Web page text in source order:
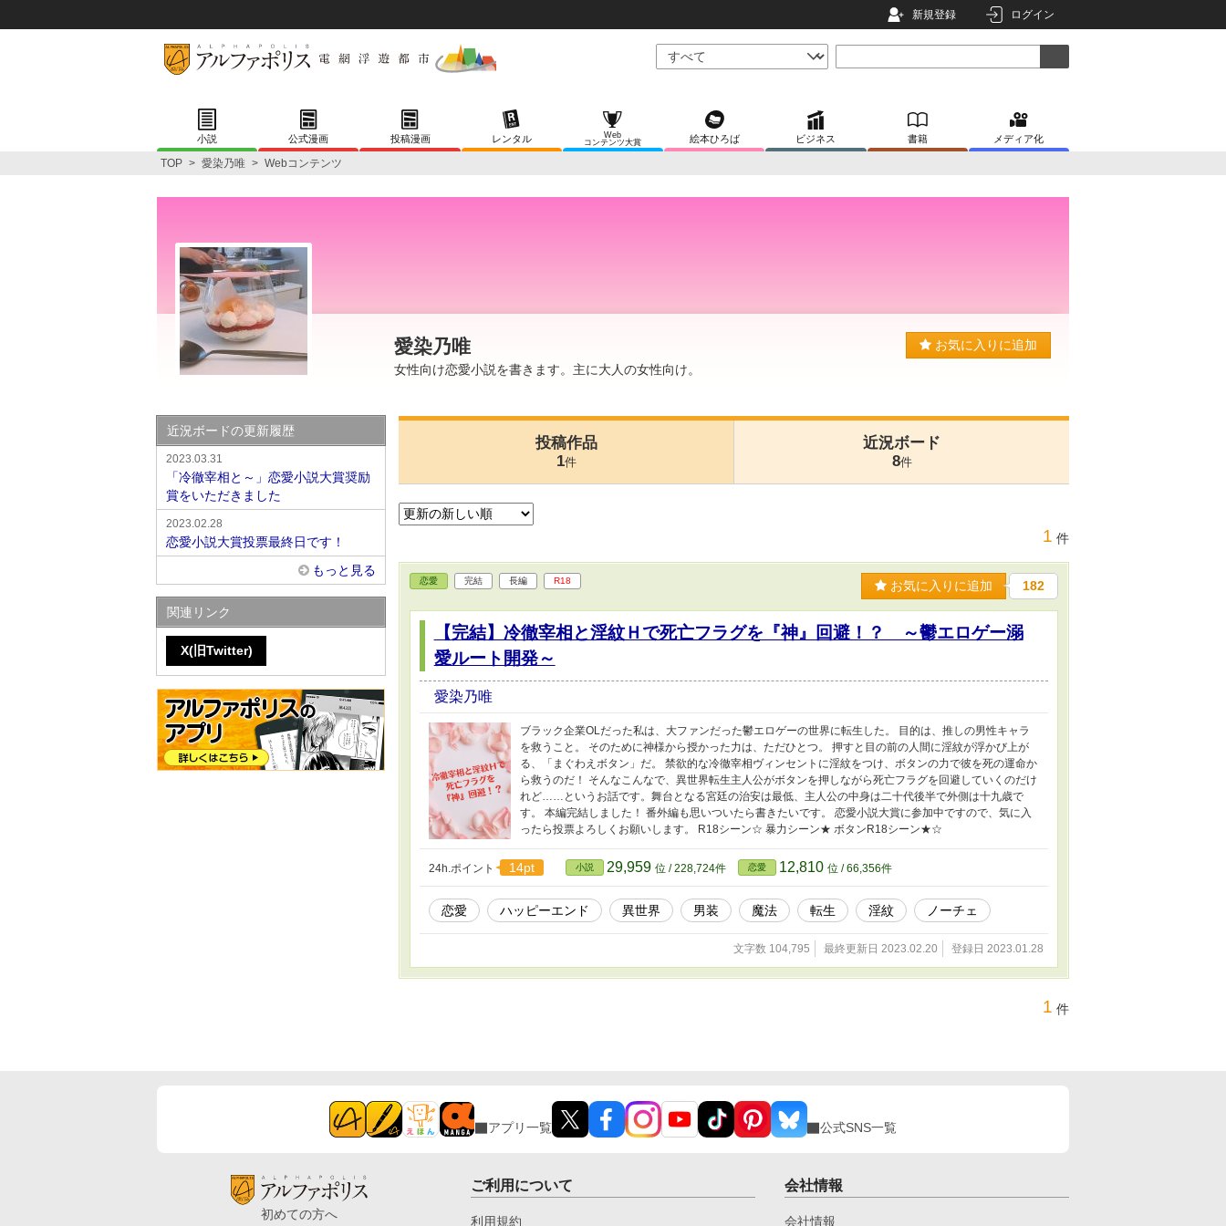
新規登録 ログイン
小説 公式漫画 投稿漫画 レンタル
Web
コンテンツ大賞
絵本ひろば ビジネス 書籍 メディア化
TOP > 愛染乃唯 > Webコンテンツ
愛染乃唯
女性向け恋愛小説を書きます。主に大人の女性向け。
お気に入りに追加
投稿作品
1件
近況ボード
8件
1 件
恋愛 完結 長編 R18 お気に入りに追加 182
【完結】冷徹宰相と淫紋Ｈで死亡フラグを『神』回避！？ ～鬱エロゲー溺
愛ルート開発～
愛染乃唯
ブラック企業OLだった私は、大ファンだった鬱エロゲーの世界に転生した。 目的は、推しの男性キャラ
を救うこと。 そのために神様から授かった力は、ただひとつ。 押すと目の前の人間に淫紋が浮かび上が
る、「まぐわえボタン」だ。 禁欲的な冷徹宰相ヴィンセントに淫紋をつけ、ボタンの力で彼を死の運命か
ら救うのだ！ そんなこんなで、異世界転生主人公がボタンを押しながら死亡フラグを回避していくのだけ
れど……というお話です。舞台となる宮廷の治安は最低、主人公の中身は二十代後半で外側は十九歳で
す。 本編完結しました！ 番外編も思いついたら書きたいです。 恋愛小説大賞に参加中ですので、気に入
ったら投票よろしくお願いします。 R18シーン☆ 暴力シーン★ ボタンR18シーン★☆
24h.ポイント 14pt 小説 29,959 位 / 228,724件 恋愛 12,810 位 / 66,356件
恋愛 ハッピーエンド 異世界 男装 魔法 転生 淫紋 ノーチェ
文字数 104,795 最終更新日 2023.02.20 登録日 2023.01.28
1 件
近況ボードの更新履歴
2023.03.31
「冷徹宰相と～」恋愛小説大賞奨励
賞をいただきました
2023.02.28
恋愛小説大賞投票最終日です！
もっと見る
関連リンク
X(旧Twitter)
アプリ一覧 公式SNS一覧
初めての方へ
ご利用について
利用規約
会社情報
会社情報